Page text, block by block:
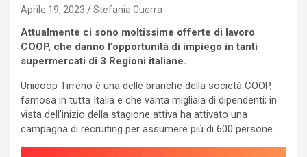
Aprile 19, 2023 Stefania Guerra
Attualmente ci sono moltissime offerte di lavoro
COOP, che danno l’opportunità di impiego in tanti
supermercati di 3 Regioni italiane.
Unicoop Tirreno è una delle branche della società COOP,
famosa in tutta Italia e che vanta migliaia di dipendenti; in
vista dell’inizio della stagione attiva ha attivato una
campagna di recruiting per assumere più di 600 persone.